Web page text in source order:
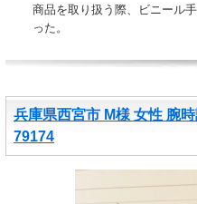
商品を取り扱う際、ビニール
った。
兵庫県西宮市 M様 女性 腕
79174